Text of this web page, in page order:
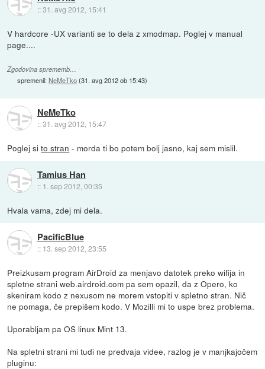
::31. avg 2012, 15:41
V hardcore -UX varianti se to dela z xmodmap. Poglej v manual
page....
Zgodovina sprememb…
spremenil:NeMeTko(31. avg 2012 ob 15:43)
NeMeTko
::31. avg 2012, 15:47
Poglej sito stran - morda ti bo potem bolj jasno, kaj sem mislil.
Tamius Han
:: 1. sep 2012, 00:35
Hvala vama, zdej mi dela.
PacificBlue
:: 13. sep 2012, 23:55
Preizkusam program AirDroid za menjavo datotek preko wifija in
spletne strani web.airdroid.com pa sem opazil, da z Opero, ko
skeniram kodo z nexusom ne morem vstopiti v spletno stran. Nič
ne pomaga, če prepišem kodo. V Mozilli mi to uspe brez problema.
Uporabljam pa OS linux Mint 13.
Na spletni strani mi tudi ne predvaja videe, razlog je v manjkajočem
pluginu: